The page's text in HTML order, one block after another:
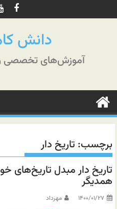
به
دانش
آموزش‌های تخصصی و
برچسب: تاریخ دار
تاریخ دار مبدل تاریخ‌های
همدیگر
۱۴۰۰/۰۱/۲۷ مهرداد